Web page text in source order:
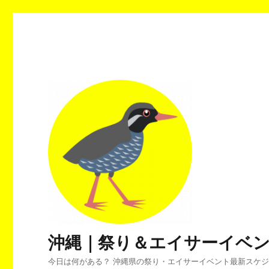
沖縄｜祭り＆エイサーイベ
今日は何がある？ 沖縄県の祭り・エイサーイベント最新スケジ